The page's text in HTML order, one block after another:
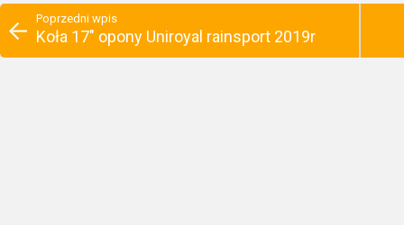
Poprzedni wpis
Koła 17" opony Uniroyal rainsport 2019r